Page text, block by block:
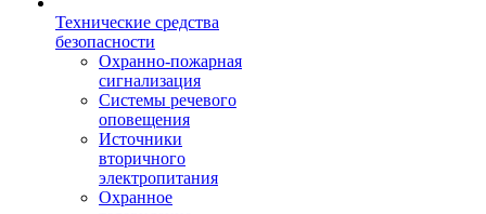
Технические средства
безопасности
Охранно-пожарная
сигнализация
Системы речевого
оповещения
Источники
вторичного
электропитания
Охранное